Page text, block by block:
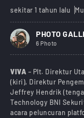
sekitar 1 tahun lalu
PHOTO
6 Photo
VIVA – Plt. Direktur
(kiri), Direktur
Jeffrey Hendrik
Technology BNI
acara peluncuran